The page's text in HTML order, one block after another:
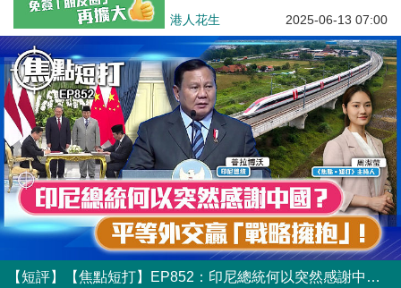
港人花生 2025-06-13 07:00
【短評】【焦點短打】EP852：印尼總統何以突然感謝中國？ 平等外交贏「戰略擁抱」！